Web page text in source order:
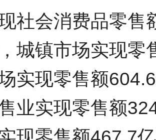
社会消费品零售
城镇市场实现零
实现零售额
业实现零售额